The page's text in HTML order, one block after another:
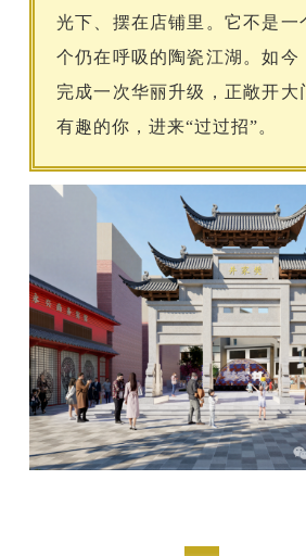
光下、摆在店铺里。它不是一
个仍在呼吸的陶瓷江湖。如今
完成一次华丽升级，正敞开大
有趣的你，进来“过过招”。